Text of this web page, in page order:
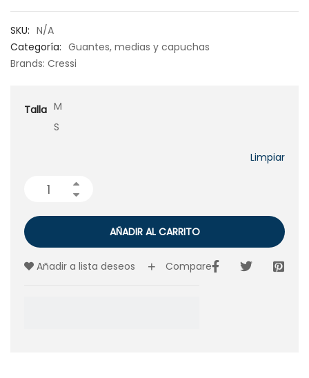
SKU: N/A
Categoría: Guantes, medias y capuchas
Brands: Cressi
Talla M
S
Limpiar
AÑADIR AL CARRITO
Añadir a lista deseos Compare